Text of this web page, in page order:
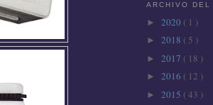
ARCHIVO DEL
► 2020 ( 1 )
► 2018 ( 5 )
► 2017 ( 18 )
► 2016 ( 12 )
► 2015 ( 43 )